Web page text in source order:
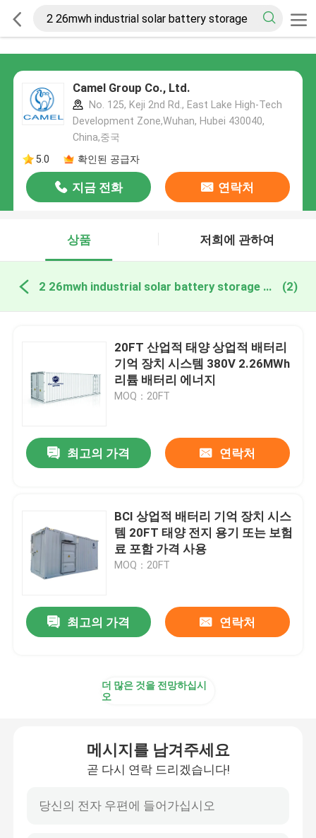
Camel Group Co., Ltd.
No. 125, Keji 2nd Rd., East Lake High-Tech
Development Zone,Wuhan, Hubei 430040,
China,중국
5.0
확인된 공급자
지금 전화 연락처
상품 저희에 관하여
2 26mwh industrial solar battery storage 온라인 제조 (2)
20FT 산업적 태양 상업적 배터리
기억 장치 시스템 380V 2.26MWh
리튬 배터리 에너지
MOQ：20FT
최고의 가격 연락처
BCI 상업적 배터리 기억 장치 시스
템 20FT 태양 전지 용기 또는 보험
료 포함 가격 사용
MOQ：20FT
최고의 가격 연락처
더 많은 것을 전망하십시
오
메시지를 남겨주세요
곧 다시 연락 드리겠습니다!